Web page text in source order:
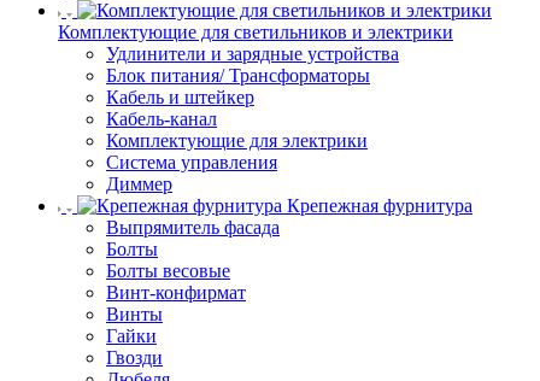
Комплектующие для светильников и электрики
Удлинители и зарядные устройства
Блок питания/ Трансформаторы
Кабель и штейкер
Кабель-канал
Комплектующие для электрики
Система управления
Диммер
Крепежная фурнитура
Выпрямитель фасада
Болты
Болты весовые
Винт-конфирмат
Винты
Гайки
Гвозди